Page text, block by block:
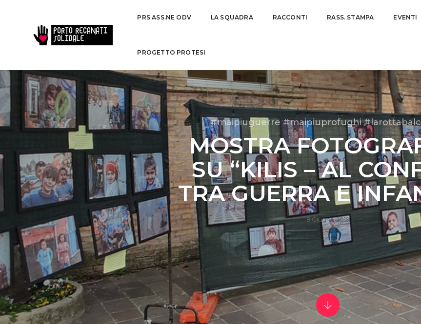
PRS ASS.NE ODV LA SQUADRA RACCONTI RASS. STAMPA EVENTI
PROGETTO PROTESI
#maipiuguerre #maipiuprofughi
MOSTRA
SU “KILIS – AL
TRA GUERRA E
9 Giugno 2019